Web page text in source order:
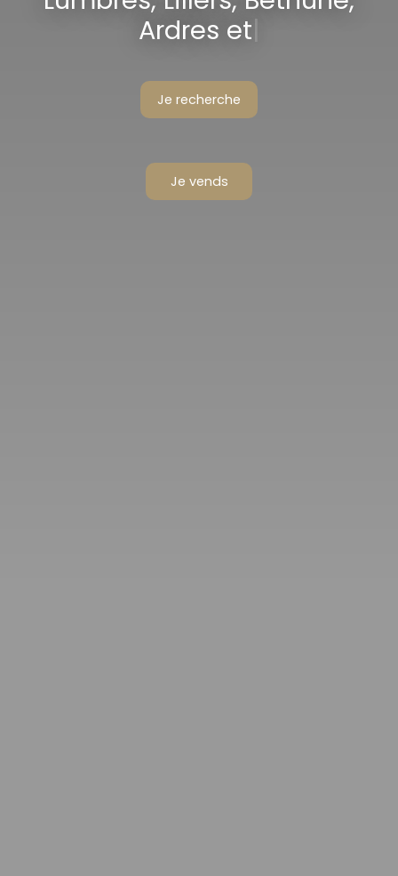
Ardres et alentour
Je recherche
Je vends